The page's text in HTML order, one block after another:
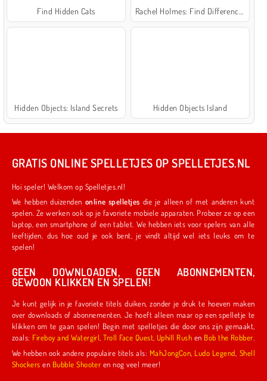
Find Hidden Cats
Hidden Objects: Island Secrets Hidden Objects Island
GRATIS ONLINE SPELLETJES OP SPELLETJES.NL
Hoi speler! Welkom op Spelletjes.nl!
We hebben duizenden online spelletjes die je alleen of met anderen kunt
spelen. Ze werken ook op je favoriete mobiele apparaten. Probeer ze op een
laptop, een smartphone of een tablet. We hebben iets voor spelers van alle
leeftijden, dus hoe oud je ook bent, je vindt altijd wel iets leuks om te
spelen!
GEEN DOWNLOADEN, GEEN ABONNEMENTEN,
GEWOON KLIKKEN EN SPELEN!
Je kunt gelijk in je favoriete titels duiken, zonder je druk te hoeven maken
over downloads of abonnementen. Je hoeft alleen maar op een spelletje te
klikken om te gaan spelen! Begin met spelletjes die door ons zijn gemaakt,
zoals:
Fireboy and Watergirl ,Troll Face Quest Uphill Rush en Bob the Robber
We hebben ook andere populaire titels als: MahJongCon Ludo Legend Shell
Shockers en Bubble Shooter en nog veel meer!